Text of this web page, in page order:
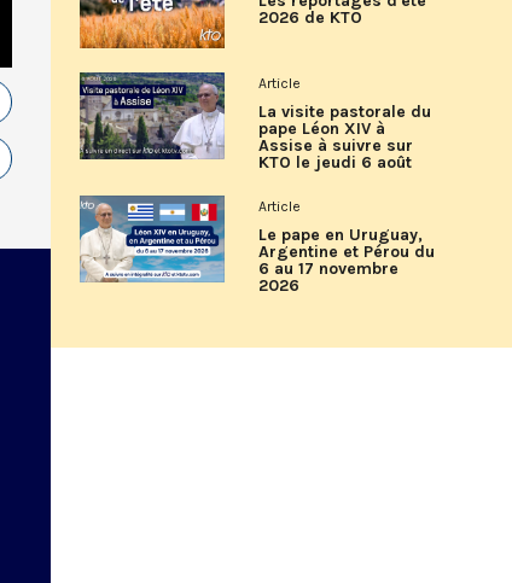
2026 de KTO
Article
La visite pastorale du
pape Léon XIV à
Assise à suivre sur
KTO le jeudi 6 août
Article
Le pape en Uruguay,
Argentine et Pérou du
6 au 17 novembre
2026